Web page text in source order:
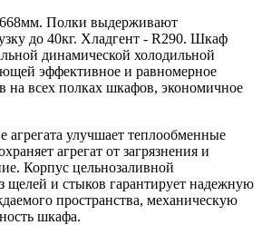
Полки выдерживают
до 40кг. Хладгент - R290. Шкаф
динамической холодильной
эффективное и равномерное
на всех полках шкафов, экономичное
агрегата улучшает теплообменные
агрегат от загрязнения и
Корпус цельнозаливной
щелей и стыков гарантирует надежную
пространства, механическую
шкафа.